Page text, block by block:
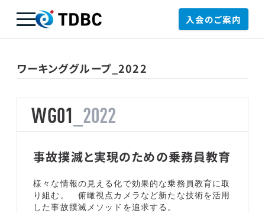
TDBC 入会のご案内
ワーキンググループ_2022
WG01 _2022
事故撲滅と実現のための乗務員教育
様々な情報の見える化で効果的な乗務員教育に取
り組む。 俯瞰視点カメラなど新たな技術を活用
した事故撲滅メソッドを追求する。